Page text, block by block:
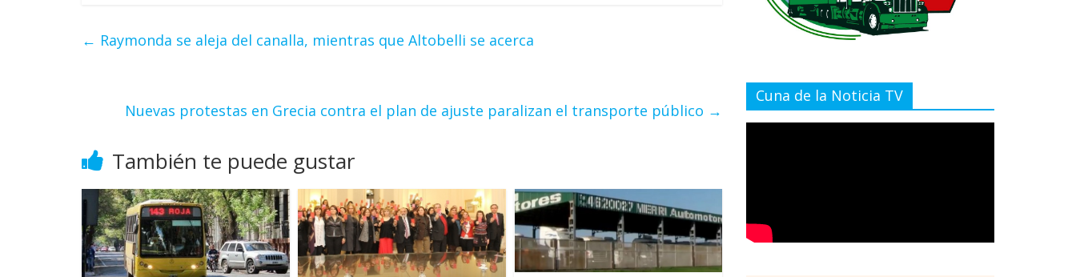
← Raymonda se aleja del canalla, mientras que Altobelli se acerca
Nuevas protestas en Grecia contra el plan de ajuste paralizan el transporte público →
También te puede gustar
Cuna de la Noticia TV